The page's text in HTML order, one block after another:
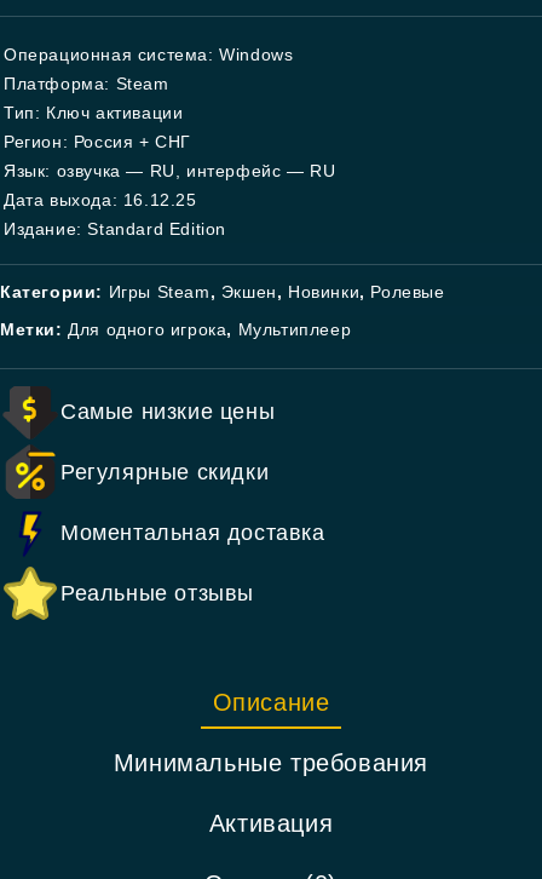
Операционная система: Windows
Платформа: Steam
Тип: Ключ активации
Регион: Россия + СНГ
Язык: озвучка — RU, интерфейс — RU
Дата выхода: 16.12.25
Издание: Standard Edition
Категории: Игры Steam, Экшен, Новинки, Ролевые
Метки: Для одного игрока, Мультиплеер
Самые низкие цены
Регулярные скидки
Моментальная доставка
Реальные отзывы
Описание
Минимальные требования
Активация